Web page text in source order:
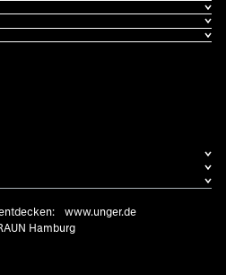
www.unger.de
Hamburg